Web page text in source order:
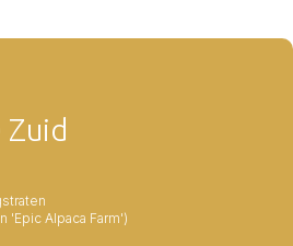
'Epic Alpaca Farm')